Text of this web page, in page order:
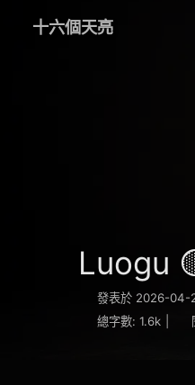
十六個天亮
Luogu
發表於 2026-04-
總字數: 1.6k